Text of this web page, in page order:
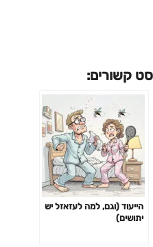
קשורים:
הייעוד (וגם, למה לעזאזל יש
יתושים)